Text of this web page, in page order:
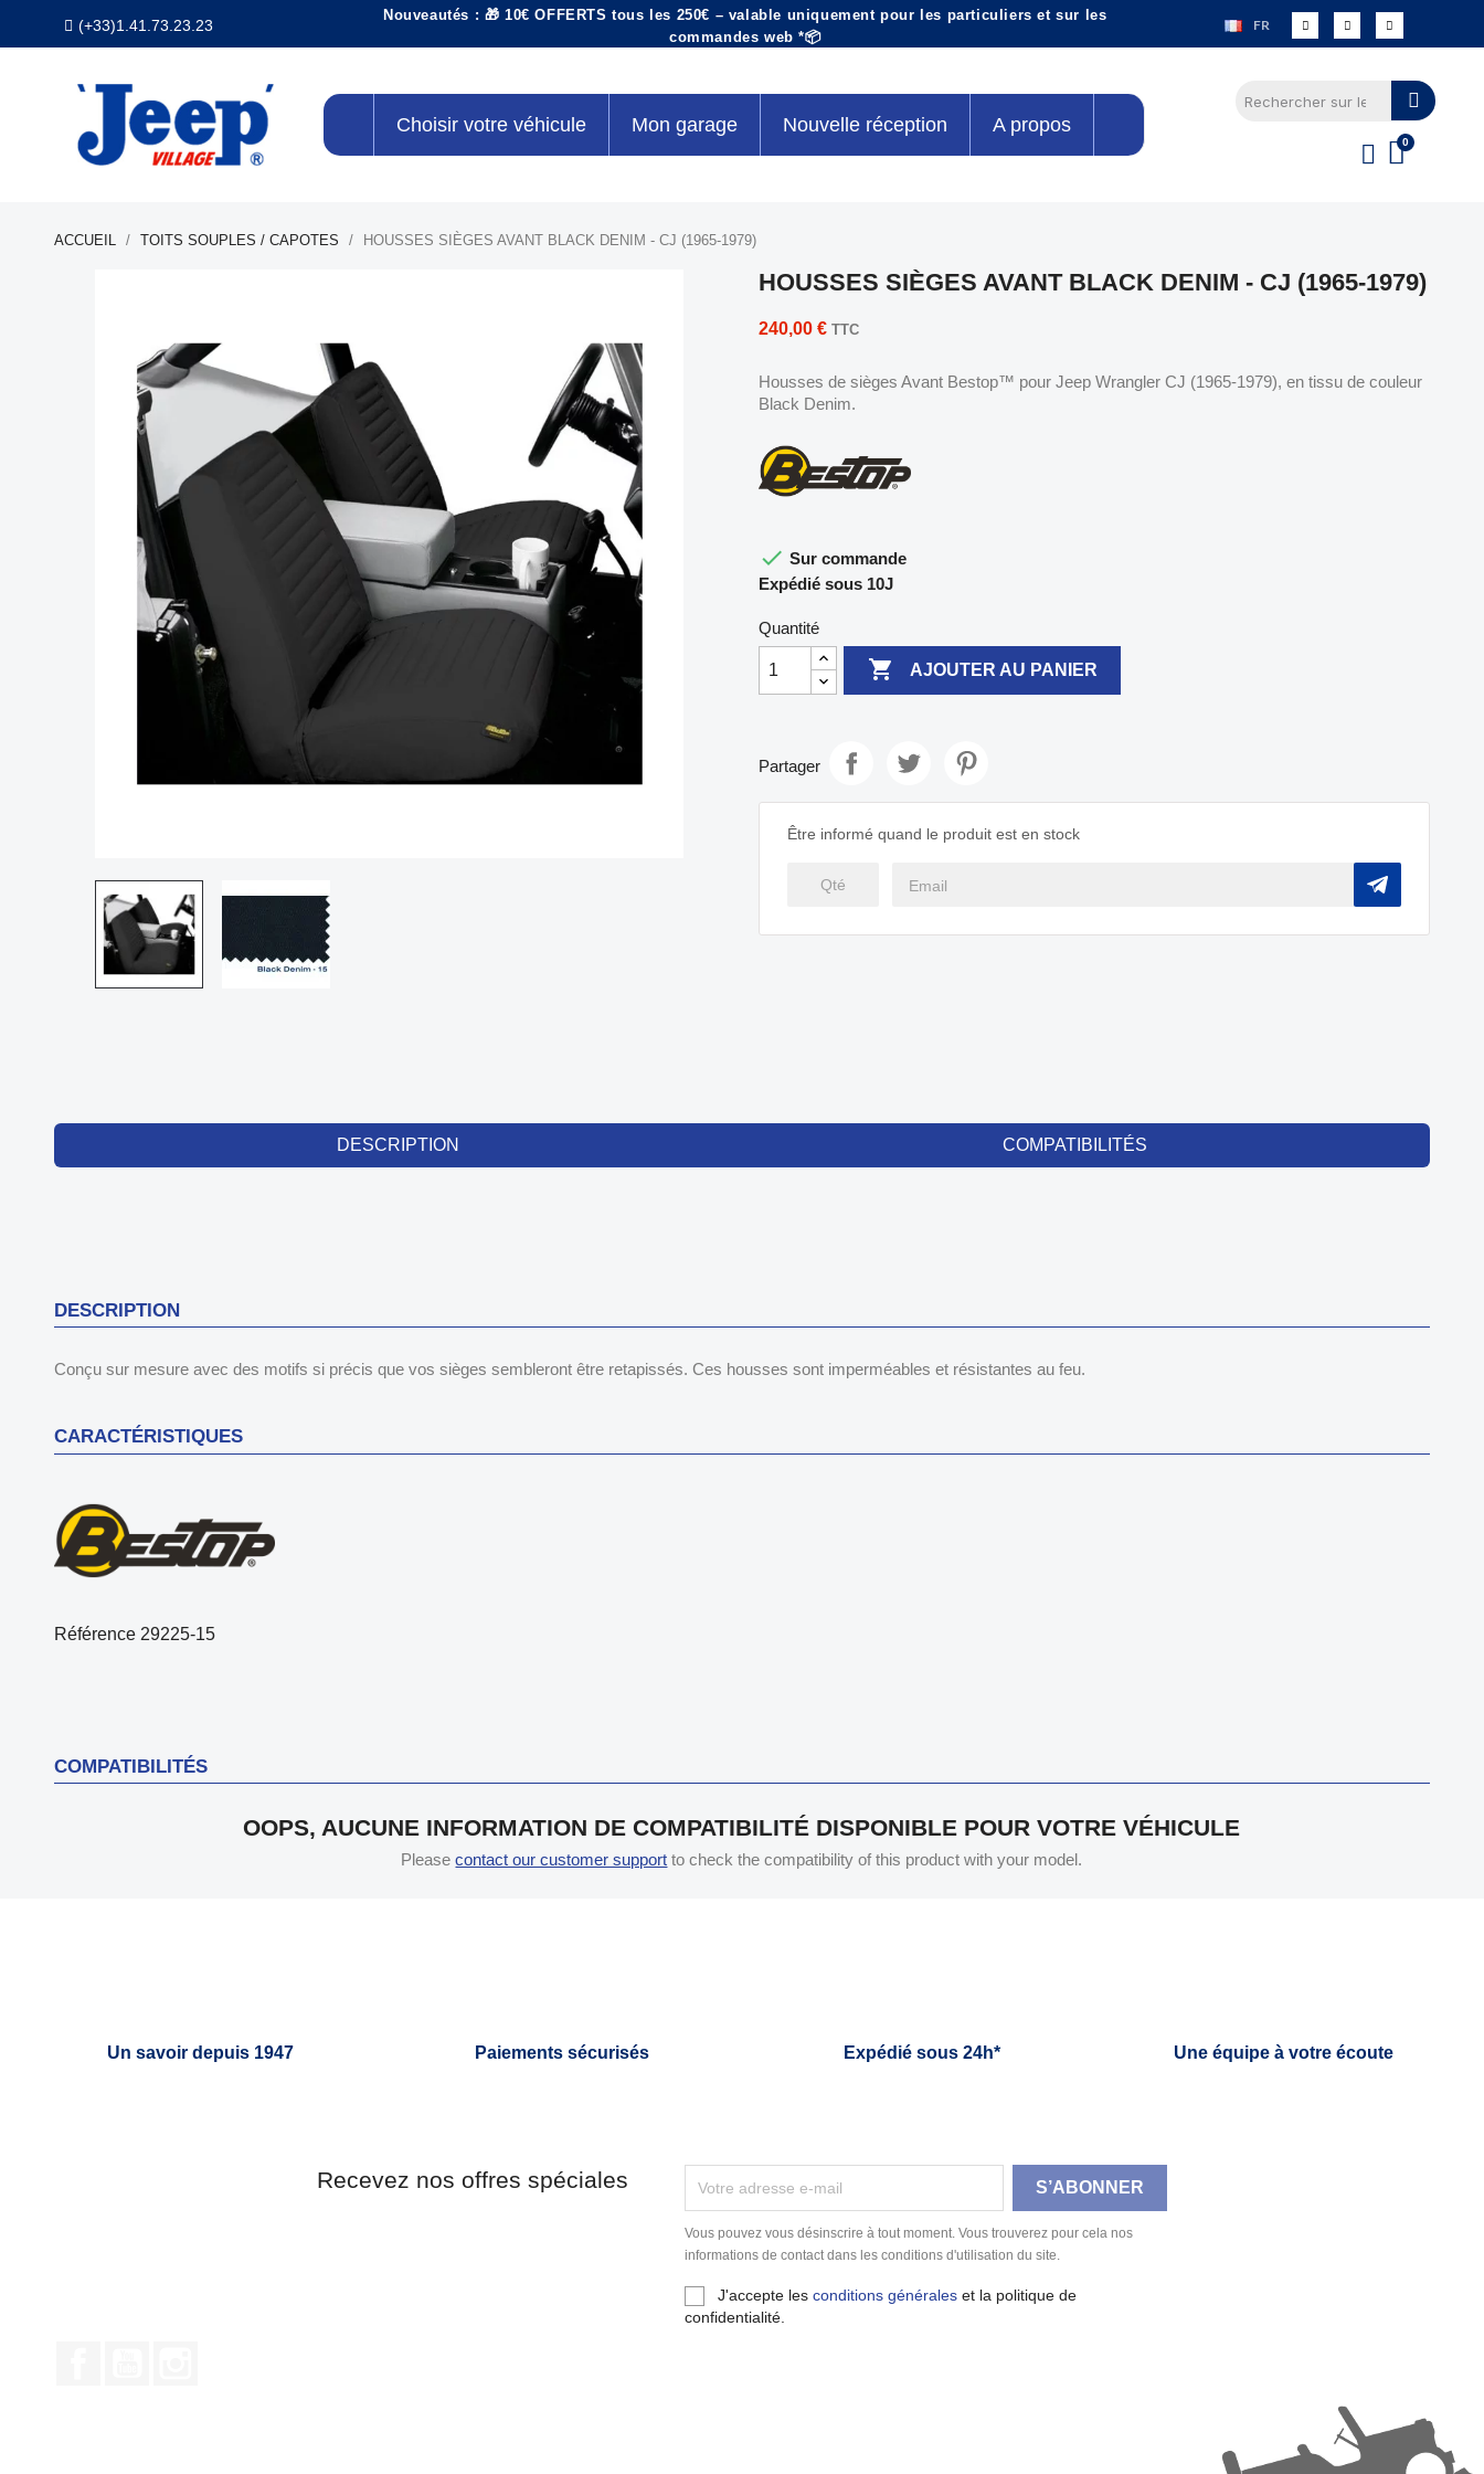
(+33)1.41.73.23.23
Nouveautés : 🎁 10€ OFFERTS tous les 250€ – valable uniquement pour les particuliers et sur les
commandes web *📦
FR
Choisir votre véhicule Mon garage Nouvelle réception A propos
ACCUEIL TOITS SOUPLES / CAPOTES HOUSSES SIÈGES AVANT BLACK DENIM - CJ (1965-1979)
HOUSSES SIÈGES AVANT BLACK DENIM - CJ (1965-1979)
240,00 € TTC
Housses de sièges Avant Bestop™ pour Jeep Wrangler CJ (1965-1979), en tissu de couleur
Black Denim.
 Sur commande
Expédié sous 10J
Quantité
 AJOUTER AU PANIER
Partager
Être informé quand le produit est en stock
DESCRIPTION COMPATIBILITÉS
DESCRIPTION
Conçu sur mesure avec des motifs si précis que vos sièges sembleront être retapissés. Ces housses sont imperméables et résistantes au feu.
CARACTÉRISTIQUES
Référence 29225-15
COMPATIBILITÉS
OOPS, AUCUNE INFORMATION DE COMPATIBILITÉ DISPONIBLE POUR VOTRE VÉHICULE
Pleasecontact our customer support to check the compatibility of this product with your model.
Un savoir depuis 1947 Paiements sécurisés Expédié sous 24h* Une équipe à votre écoute
Recevez nos offres spéciales
Vous pouvez vous désinscrire à tout moment. Vous trouverez pour cela nos
informations de contact dans les conditions d'utilisation du site.
J'accepte lesconditions générales et la politique de
confidentialité.